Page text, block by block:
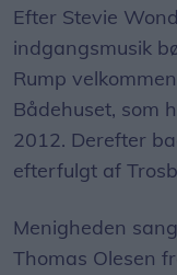
Efter Stevie
indgangsmusik
Rump
Bådehuset, som
2012. Derefter
efterfulgt af
Menigheden
Thomas Olesen